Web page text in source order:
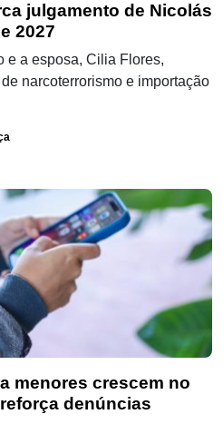
julgamento de Nicolás
2027
e a esposa, Cilia Flores,
narcoterrorismo e importação
menores crescem no
denúncias